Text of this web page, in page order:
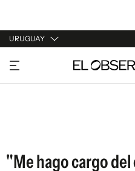
URUGUAY
URUGUAY
ARGENTINA
"Me hago cargo del